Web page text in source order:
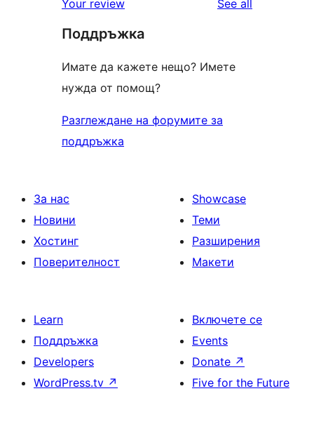
reviews
star
reviews
Your review See all
Поддръжка
Имате да кажете нещо? Имете
нужда от помощ?
Разглеждане на форумите за
поддръжка
За нас
Новини
Хостинг
Поверителност
Showcase
Теми
Разширения
Макети
Learn
Поддръжка
Developers
WordPress.tv ↗
Включете се
Events
Donate ↗
Five for the Future